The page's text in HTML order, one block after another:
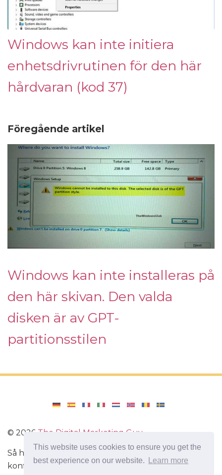
This website uses cookies to ensure you get the
best experience on our website.
Learn more
Windows kan inte initiera
enhetsdrivrutinen för den här
hårdvaran (kod 37)
Föregående artikel
Windows kan inte installeras på
den här skivan. Den valda
disken är av GPT-
partitionsstilen
© 2026 The Digital Marketing Guy
Så här installerar du Windows på din dator, hur du
konfigurerar Windows. Recensioner av